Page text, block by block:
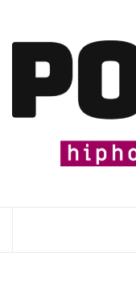
content